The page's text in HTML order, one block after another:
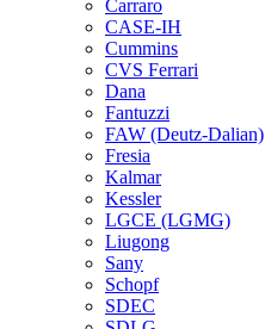
Carraro
CASE-IH
Cummins
CVS Ferrari
Dana
Fantuzzi
FAW (Deutz-Dalian)
Fresia
Kalmar
Kessler
LGCE (LGMG)
Liugong
Sany
Schopf
SDEC